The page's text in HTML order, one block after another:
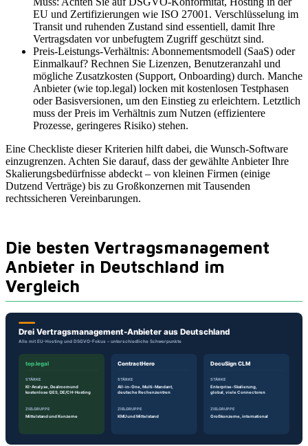
EU und Zertifizierungen wie ISO 27001. Verschlüsselung im
Transit und ruhenden Zustand sind essentiell, damit Ihre
Vertragsdaten vor unbefugtem Zugriff geschützt sind.
Preis-Leistungs-Verhältnis: Abonnementsmodell (SaaS) oder
Einmalkauf? Rechnen Sie Lizenzen, Benutzeranzahl und
mögliche Zusatzkosten (Support, Onboarding) durch. Manche
Anbieter (wie top.legal) locken mit kostenlosen Testphasen
oder Basisversionen, um den Einstieg zu erleichtern. Letztlich
muss der Preis im Verhältnis zum Nutzen (effizientere
Prozesse, geringeres Risiko) stehen.
Eine Checkliste dieser Kriterien hilft dabei, die Wunsch-Software
einzugrenzen. Achten Sie darauf, dass der gewählte Anbieter Ihre
Skalierungsbedürfnisse abdeckt – von kleinen Firmen (einige
Dutzend Verträge) bis zu Großkonzernen mit Tausenden
rechtssicheren Vereinbarungen.
Die besten Vertragsmanagement
Anbieter in Deutschland im
Vergleich